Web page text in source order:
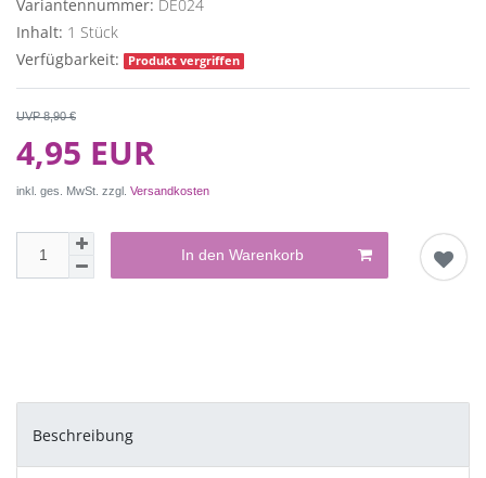
Variantennummer: DE024
Inhalt: 1 Stück
Verfügbarkeit:
Produkt vergriffen
UVP 8,90 €
4,95 EUR
inkl. ges. MwSt. zzgl. Versandkosten
In den Warenkorb
Beschreibung